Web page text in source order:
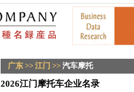
广东 >> 江门 >> 汽车摩托
2026江门摩托车企业名录